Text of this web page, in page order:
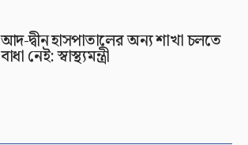
আদ-দ্বীন হাসপাতালের অন্য শাখা চলতে
বাধা নেই: স্বাস্থ্যমন্ত্রী